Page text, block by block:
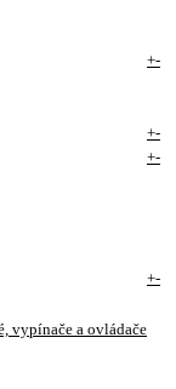
+-
+-
+-
+-
vypínače a ovládače